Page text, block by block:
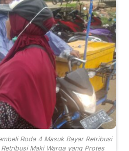
Roda 4 Masuk Bayar Retribusi
Maki Warga yang Protes